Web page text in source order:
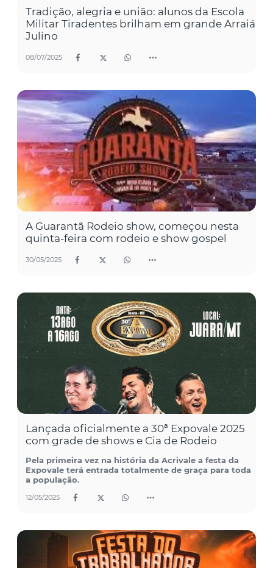
Tradição, alegria e união: alunos da Escola
Militar Tiradentes brilham em grande Arraiá
Julino
08/07/2025
A Guarantã Rodeio show, começou nesta
quinta-feira com rodeio e show gospel
30/05/2025
Lançada oficialmente a 30ª Expovale 2025
com grade de shows e Cia de Rodeio
Pela primeira vez na história da Acrivale a festa da
Expovale terá entrada totalmente de graça para toda
a população.
12/05/2025